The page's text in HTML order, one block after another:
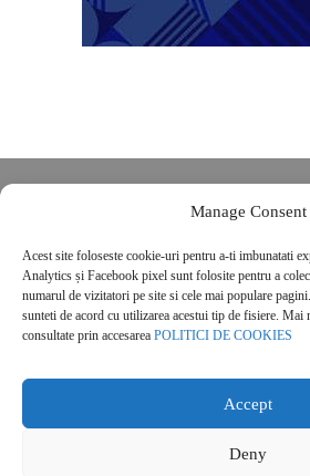
Manage Consent
Acest site foloseste cookie-uri pentru a-ti imbunatati
Analytics și Facebook pixel sunt folosite pentru a
numarul de vizitatori pe site si cele mai populare
sunteti de acord cu utilizarea acestui tip de fisiere.
consultate prin accesarea POLITICI DE COOKIES
Accept
Deny
POLITICĂ DE
Politica de cookies
© 2026 Real Estate Magazine. All Rights